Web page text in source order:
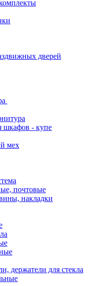
дверей
шкафов - купе
мех
почтовые
накладки
держатели для стекла